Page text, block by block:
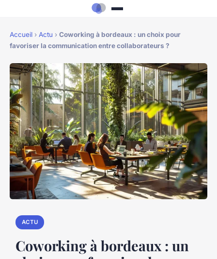
Accueil › Actu › Coworking à bordeaux : un choix pour
favoriser la communication entre collaborateurs ?
ACTU
Coworking à bordeaux : un